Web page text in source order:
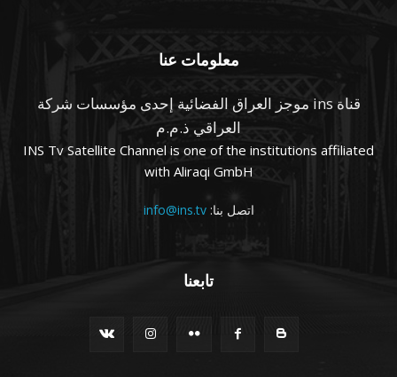
معلومات عنا
قناة ins موجز العراق الفضائية إحدى مؤسسات شركة
العراقي ذ.م.م
INS Tv Satellite Channel is one of the institutions affiliated
with Aliraqi GmbH
اتصل بنا:info@ins.tv
تابعنا